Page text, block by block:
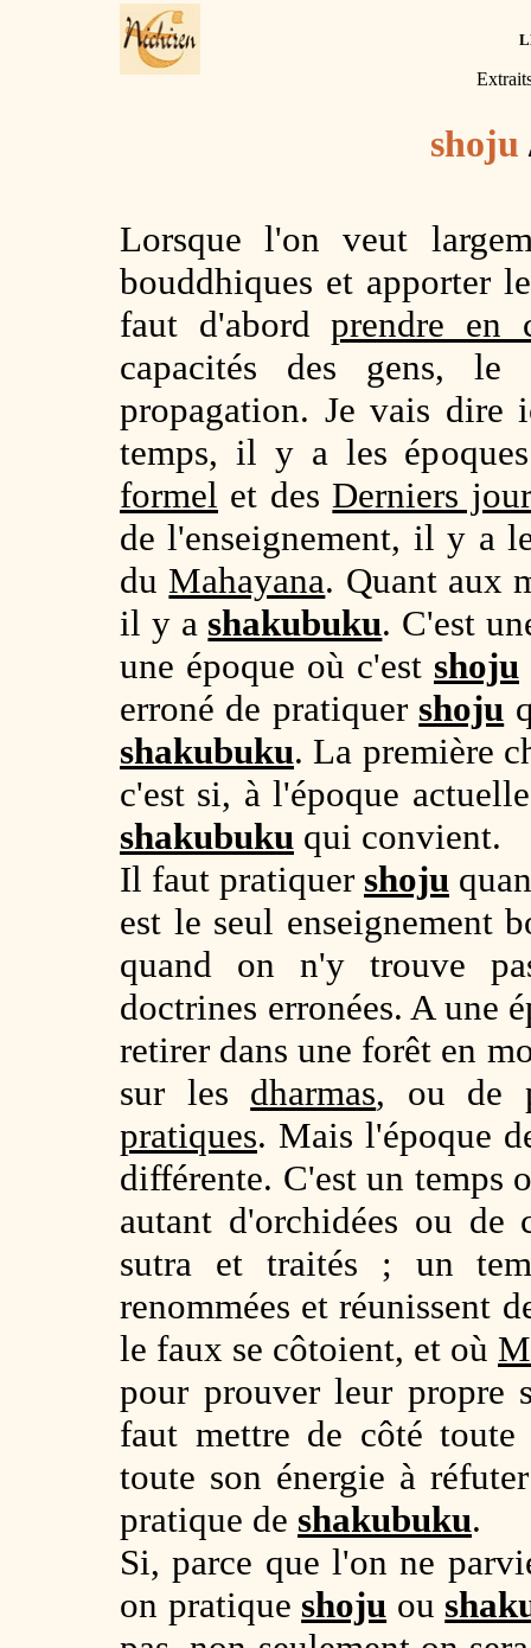
shoju
Lorsque l'on veut
bouddhiques et apporter
faut d'abordprendre en
capacités des gens,
propagation. Je vais
temps, il y a les
formel et des Derniers
de l'enseignement, il y a
du Mahayana. Quant aux
il y a shakubuku. C'est
une époque où c'est shoju
erroné de pratiquer shoju
shakubuku. La première
c'est si, à l'époque
shakubuku qui convient.
Il faut pratiquer shoju
est le seul enseignement
quand on n'y trouve
doctrines erronées. A une
retirer dans une forêt en
sur les dharmas, ou de
pratiques. Mais l'époque
différente. C'est un temps
autant d'orchidées ou de
sutra et traités ; un
renommées et réunissent
le faux se côtoient, et où
pour prouver leur propre
faut mettre de côté toute
toute son énergie à
pratique de shakubuku.
Si, parce que l'on ne
on pratique shoju ou